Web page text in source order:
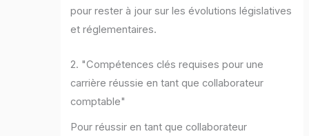
pour rester à jour sur les évolutions législatives
et réglementaires.
2. "Compétences clés requises pour une
carrière réussie en tant que collaborateur
comptable"
Pour réussir en tant que collaborateur